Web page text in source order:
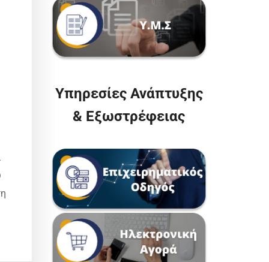
Υπηρεσίες Ανάπτυξης
& Εξωστρέφειας